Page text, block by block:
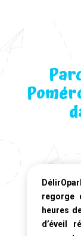
regorge
heures
d’éveil